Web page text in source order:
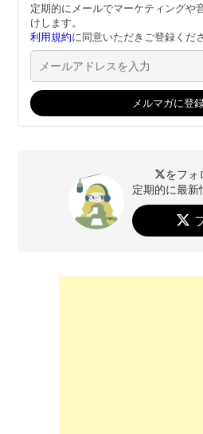
定期的にメールでマーケティングや
けします。
利用規約に同意いただきご登録くださ
をフォ
定期的に最新